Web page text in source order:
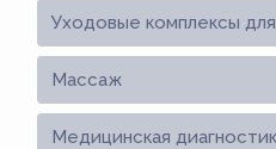
Уходовые комплексы
Массаж
Медицинская